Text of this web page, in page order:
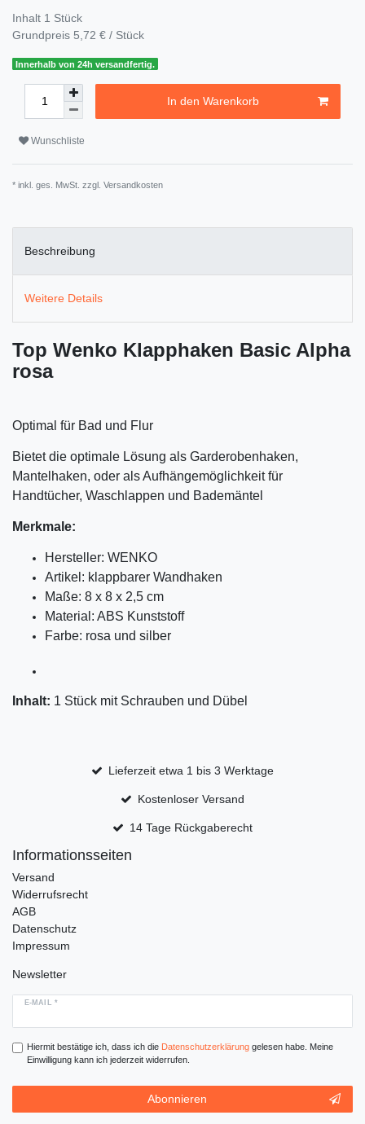
Inhalt 1 Stück
Grundpreis 5,72 € / Stück
Innerhalb von 24h versandfertig.
In den Warenkorb
Wunschliste
* inkl. ges. MwSt. zzgl. Versandkosten
Beschreibung
Weitere Details
Top Wenko Klapphaken Basic Alpha
rosa
Optimal für Bad und Flur
Bietet die optimale Lösung als Garderobenhaken,
Mantelhaken, oder als Aufhängemöglichkeit für
Handtücher, Waschlappen und Bademäntel
Merkmale:
Hersteller: WENKO
Artikel: klappbarer Wandhaken
Maße: 8 x 8 x 2,5 cm
Material: ABS Kunststoff
Farbe: rosa und silber
Inhalt: 1 Stück mit Schrauben und Dübel
Lieferzeit etwa 1 bis 3 Werktage
Kostenloser Versand
14 Tage Rückgaberecht
Informationsseiten
Versand
Widerrufsrecht
AGB
Datenschutz
Impressum
Newsletter
E-MAIL *
Hiermit bestätige ich, dass ich die Daten­schutz­erklärunggelesen habe. Meine
Einwilligung kann ich jederzeit widerrufen.
Abonnieren